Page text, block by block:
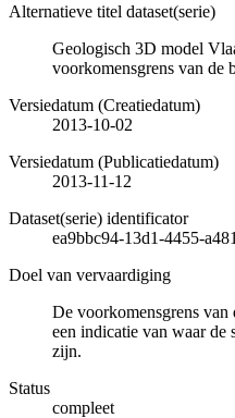
Alternatieve titel dataset(serie)
Geologisch 3D model
voorkomensgrens van de
Versiedatum (Creatiedatum)
2013-10-02
Versiedatum (Publicatiedatum)
2013-11-12
Dataset(serie) identificator
ea9bbc94-13d1-4455-
Doel van vervaardiging
De voorkomensgrens van
een indicatie van waar de
zijn.
Status
compleet